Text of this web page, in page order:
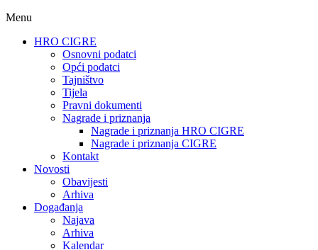
Menu
HRO CIGRE
Osnovni podatci​
Opći podatci
Tajništvo
Tijela
Pravni dokumenti
Nagrade i priznanja
Nagrade i priznanja HRO CIGRE
Nagrade i priznanja CIGRE
Kontakt
Novosti
Obavijesti
Arhiva
Događanja
Najava
Arhiva
Kalendar